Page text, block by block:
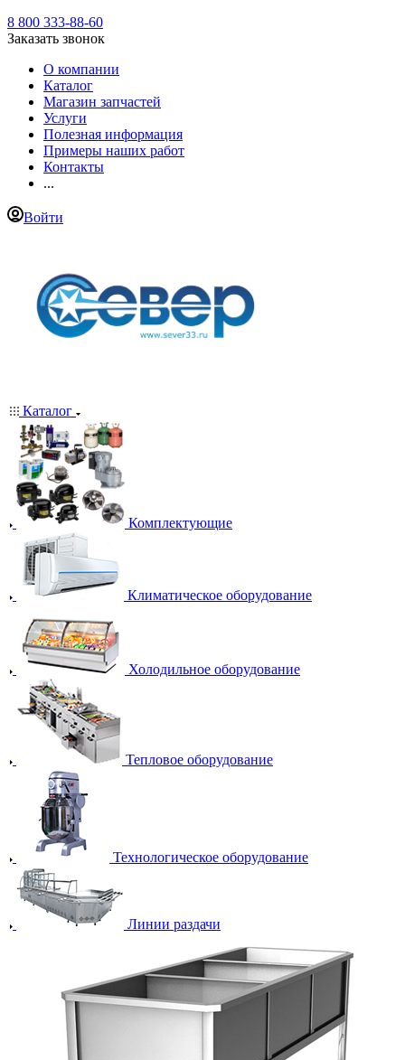
8 800 333-88-60
Заказать звонок
О компании
Каталог
Магазин запчастей
Услуги
Полезная информация
Примеры наших работ
Контакты
...
Войти
Каталог
Комплектующие
Климатическое оборудование
Холодильное оборудование
Тепловое оборудование
Технологическое оборудование
Линии раздачи